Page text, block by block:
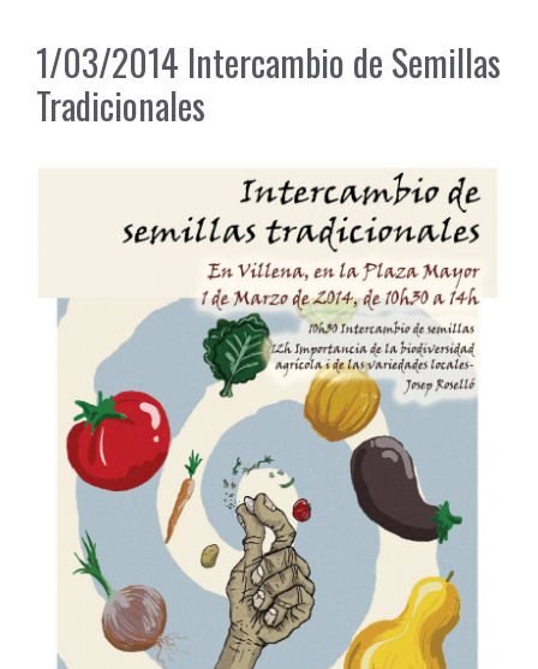
1/03/2014 Intercambio de Semillas
Tradicionales